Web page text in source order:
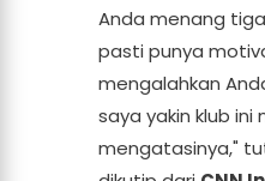
Anda menang
pasti punya
mengalahkan
saya yakin klub ini
mengatasinya,"